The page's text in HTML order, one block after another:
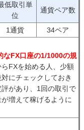
低取引単
位
通貨ペア数
1通貨
34ペア
なFX口座の1/1000の規
FXを始める人、少額
にチェックしておき
があり、1回の取引で
増えて稼げるように